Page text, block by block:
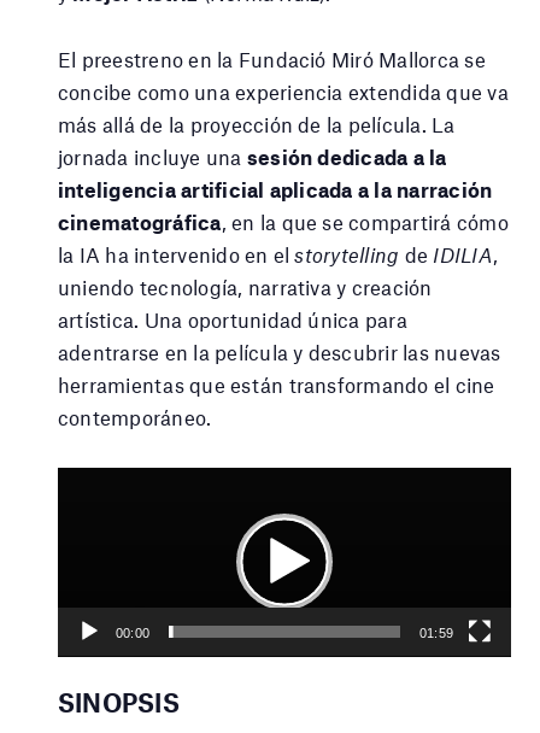
El preestreno en la Fundació Miró Mallorca se
concibe como una experiencia extendida que va
más allá de la proyección de la película. La
jornada incluye una sesión dedicada a la
inteligencia artificial aplicada a la narración
cinematográfica , en la que se compartirá cómo
la IA ha intervenido en elstorytelling de IDILIA
uniendo tecnología, narrativa y creación
artística. Una oportunidad única para
adentrarse en la película y descubrir las nuevas
herramientas que están transformando el cine
contemporáneo.
00:00 01:59
Play
Play
Seek
Current
time
01:59
Toggle
Mute
Toggle
SINOPSIS